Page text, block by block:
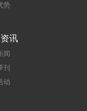
势
讯
闻
刊
动